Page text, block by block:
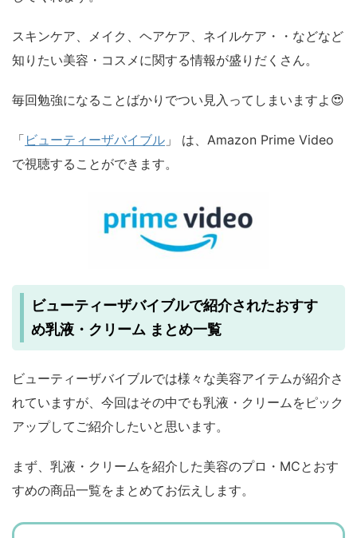
スキンケア、メイク、ヘアケア、ネイルケア・・などなど
知りたい美容・コスメに関する情報が盛りだくさん。
毎回勉強になることばかりでつい見入ってしまいますよ😍
「 ビューティーザバイブル 」 は、Amazon Prime Video
で視聴することができます。
ビューティーザバイブルで紹介されたおすす
め乳液・クリーム まとめ一覧
ビューティーザバイブルでは様々な美容アイテムが紹介さ
れていますが、今回はその中でも乳液・クリームをピック
アップしてご紹介したいと思います。
まず、乳液・クリームを紹介した美容のプロ・MCとおす
すめの商品一覧をまとめてお伝えします。